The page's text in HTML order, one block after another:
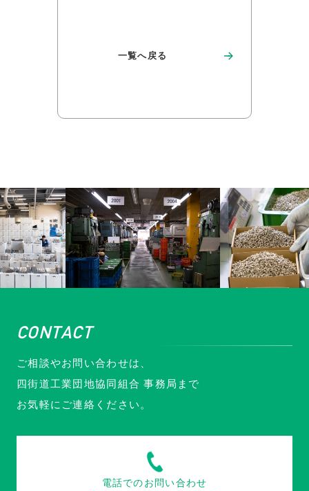
一覧へ戻る
CONTACT
ご相談やお問い合わせは、
四街道工業団地協同組合 事務局まで
お気軽にご連絡ください。
電話でのお問い合わせ